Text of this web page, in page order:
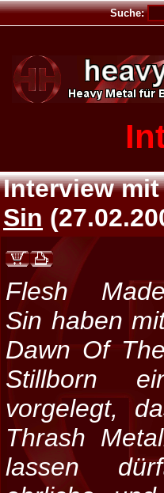
Suche:
Interview
Sin (
Flesh
Sin haben
Dawn Of
Stillborn
vorgelegt,
Thrash
lassen